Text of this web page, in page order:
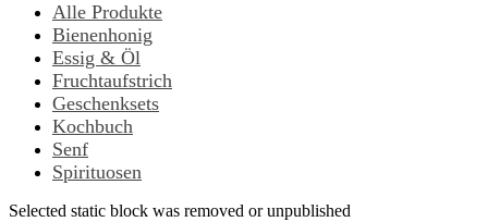
Alle Produkte
Bienenhonig
Essig & Öl
Fruchtaufstrich
Geschenksets
Kochbuch
Senf
Spirituosen
Selected static block was removed or unpublished